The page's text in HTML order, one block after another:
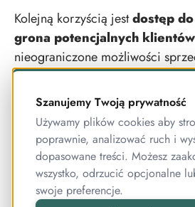
Kolejną korzyścią jestdostęp
grona potencjalnych klientów
nieograniczone możliwości
ograniczony, chociażby ilością
wykładowej czy tym, że w danym
zajęta. A z tymi problemami
prowadzące szkolenia
możesz sprzedać dowolnej
sprzedaż może być ciągła, bo
żadnymi terminami, ani
Szanujemy Twoją prywatność
Używamy plików cookies aby
poprawnie, analizować ruch i
dopasowane treści. Możesz
wszystko, odrzucić opcjonalne
swoje preferencje.